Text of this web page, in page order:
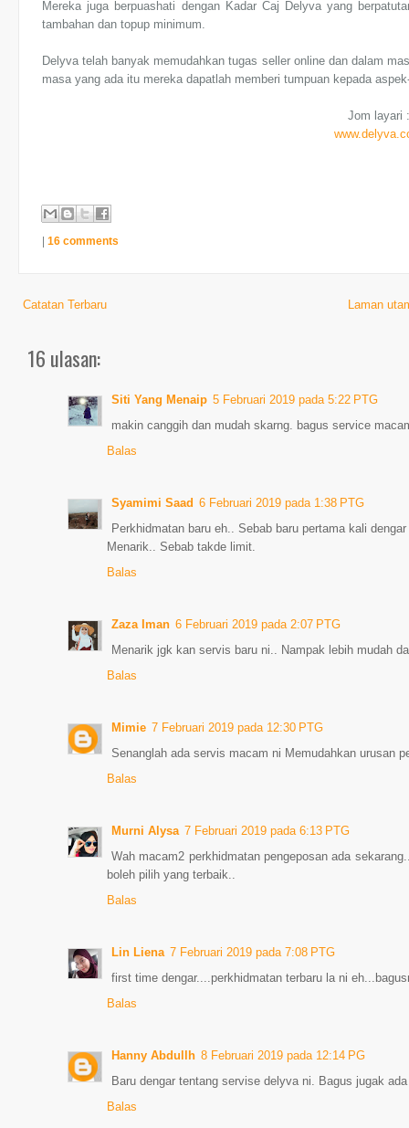
Mereka juga berpuashati dengan Kadar Caj Delyva yang
tambahan dan topup minimum.
Delyva telah banyak memudahkan tugas seller online dan dalam
masa yang ada itu mereka dapatlah memberi tumpuan kepada
Jom layari :
| 16 comments
Catatan Terbaru Laman
16 ulasan:
Siti Yang Menaip 5 Februari 2019 pada 5:22 PTG
makin canggih dan mudah skarng. bagus service
Balas
Syamimi Saad 6 Februari 2019 pada 1:38 PTG
Perkhidmatan baru eh.. Sebab baru pertama kali
Menarik.. Sebab takde limit.
Balas
Zaza Iman 6 Februari 2019 pada 2:07 PTG
Menarik jgk kan servis baru ni.. Nampak lebih mudah
Balas
Mimie 7 Februari 2019 pada 12:30 PTG
Senanglah ada servis macam ni Memudahkan urusan
Balas
Murni Alysa 7 Februari 2019 pada 6:13 PTG
Wah macam2 perkhidmatan pengeposan ada
boleh pilih yang terbaik..
Balas
Lin Liena 7 Februari 2019 pada 7:08 PTG
first time dengar....perkhidmatan terbaru la ni
Balas
Hanny Abdullh 8 Februari 2019 pada 12:14 PG
Baru dengar tentang servise delyva ni. Bagus jugak
Balas